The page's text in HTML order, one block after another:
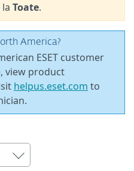
la Toate.
America?
ESET customer
view product
helpus.eset.com to